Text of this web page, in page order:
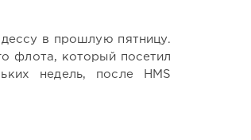
в прошлую пятницу.
флота, который посетил
недель, после HMS